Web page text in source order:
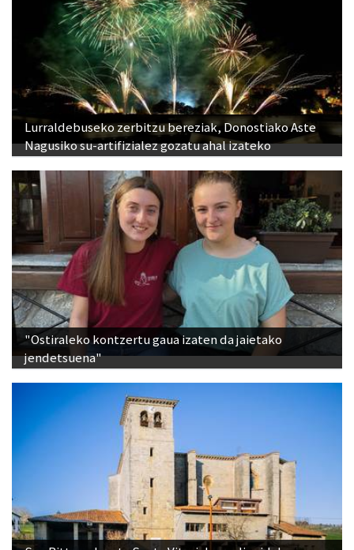
Lurraldebuseko zerbitzu bereziak, Donostiako Aste
Nagusiko su-artifizialez gozatu ahal izateko
"Ostiraleko kontzertu gaua izaten da jaietako
jendetsuena"
San Bittorreko eta Santa Vitoriako audiogidak,
eskuragarri